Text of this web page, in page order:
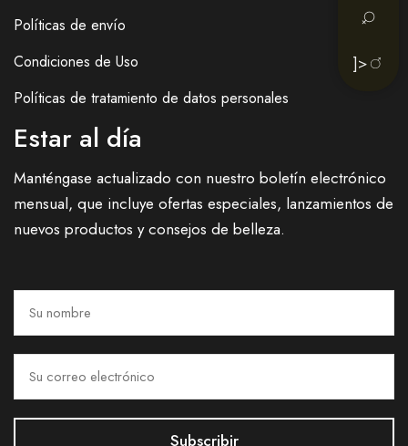
Políticas de envío
Condiciones de Uso
Políticas de tratamiento de datos personales
Estar al día
Manténgase actualizado con nuestro boletín electrónico
mensual, que incluye ofertas especiales, lanzamientos de
nuevos productos y consejos de belleza.
]>